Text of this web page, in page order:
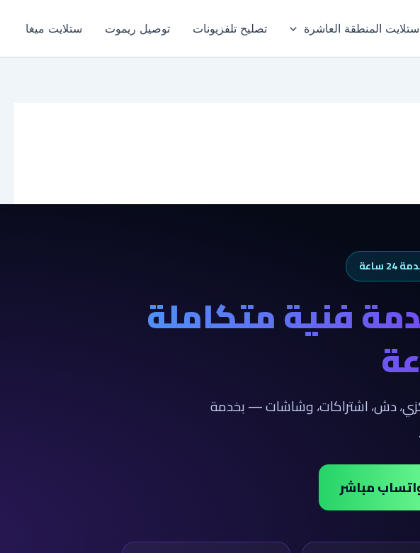
المنطقة العاشرة تصليح تلفزيونات توصيل ريموت ستلايت ميغا
فنية متكاملة
دش، اشتراكات، وشاشات — بخدمة
مباشر